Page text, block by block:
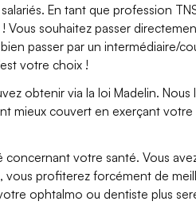
En tant que profession
Vous souhaitez passer
passer par un intermédiaire/
votre choix !
obtenir via la loi Madelin. Nous
mieux couvert en exerçant
votre santé. Vous
vous profiterez forcément de
ophtalmo ou dentiste plus